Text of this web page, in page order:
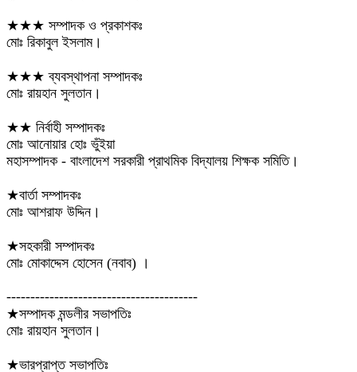
★★★ সম্পাদক ও প্রকাশকঃ
মোঃ রিকাবুল ইসলাম।
★★★ ব্যবস্থাপনা সম্পাদকঃ
মোঃ রায়হান সুলতান।
★★ নির্বাহী সম্পাদকঃ
মোঃ আনোয়ার হোঃ ভুঁইয়া
মহাসম্পাদক - বাংলাদেশ সরকারী প্রাথমিক বিদ্যালয় শিক্ষক সমিতি।
★বার্তা সম্পাদকঃ
মোঃ আশরাফ উদ্দিন।
★সহকারী সম্পাদকঃ
মোঃ মোকাদ্দেস হোসেন (নবাব) ।
----------------------------------------
★সম্পাদক মন্ডলীর সভাপতিঃ
মোঃ রায়হান সুলতান।
★ভারপ্রাপ্ত সভাপতিঃ